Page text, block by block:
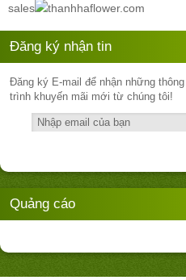
sales thanhhaflower.com
Đăng ký nhận tin
Đăng ký E-mail để nhận những
trình khuyến mãi mới từ chúng tôi!
Quảng cáo